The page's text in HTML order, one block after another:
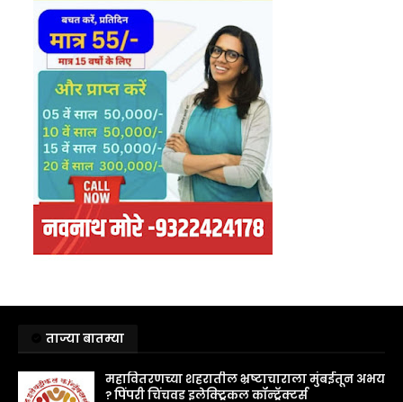
ताज्या बातम्या
महावितरणच्या शहरातील भ्रष्टाचाराला मुंबईतून अभय
? पिंपरी चिंचवड इलेक्ट्रिकल कॉन्ट्रॅक्टर्स